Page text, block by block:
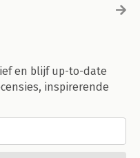
en blijf up-to-date
inspirerende